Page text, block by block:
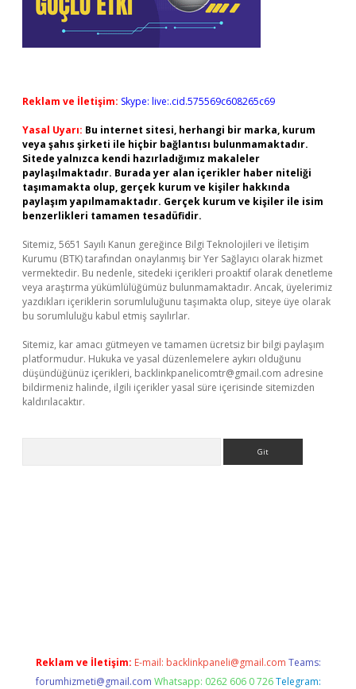
Reklam ve İletişim: Skype: live:.cid.575569c608265c69
Yasal Uyarı: Bu internet sitesi, herhangi bir marka, kurum
veya şahıs şirketi ile hiçbir bağlantısı bulunmamaktadır.
Sitede yalnızca kendi hazırladığımız makaleler
paylaşılmaktadır. Burada yer alan içerikler haber niteliği
taşımamakta olup, gerçek kurum ve kişiler hakkında
paylaşım yapılmamaktadır. Gerçek kurum ve kişiler ile isim
benzerlikleri tamamen tesadüfidir.
Sitemiz, 5651 Sayılı Kanun gereğince Bilgi Teknolojileri ve İletişim
Kurumu (BTK) tarafından onaylanmış bir Yer Sağlayıcı olarak hizmet
vermektedir. Bu nedenle, sitedeki içerikleri proaktif olarak denetleme
veya araştırma yükümlülüğümüz bulunmamaktadır. Ancak, üyelerimiz
yazdıkları içeriklerin sorumluluğunu taşımakta olup, siteye üye olarak
bu sorumluluğu kabul etmiş sayılırlar.
Sitemiz, kar amacı gütmeyen ve tamamen ücretsiz bir bilgi paylaşım
platformudur. Hukuka ve yasal düzenlemelere aykırı olduğunu
düşündüğünüz içerikleri, backlinkpanelicomtr@gmail.com adresine
bildirmeniz halinde, ilgili içerikler yasal süre içerisinde sitemizden
kaldırılacaktır.
Reklam ve İletişim: E-mail: backlinkpaneli@gmail.com Teams:
forumhizmeti@gmail.com Whatsapp: 0262 606 0 726 Telegram: